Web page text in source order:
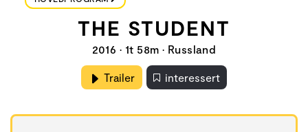
THE STUDENT
2016 • 1t 58m • Russland
Trailer interessert